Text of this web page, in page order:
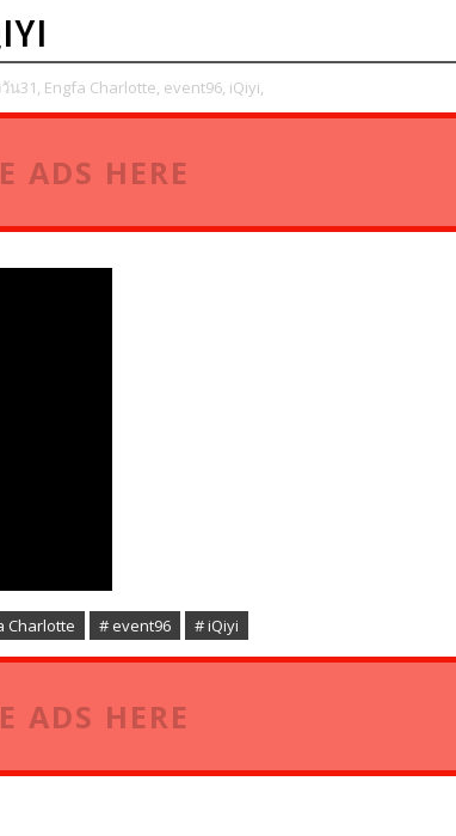
น31, Engfa Charlotte, event96, iQiyi,
ADS HERE
Charlotte # event96 # iQiyi
ADS HERE